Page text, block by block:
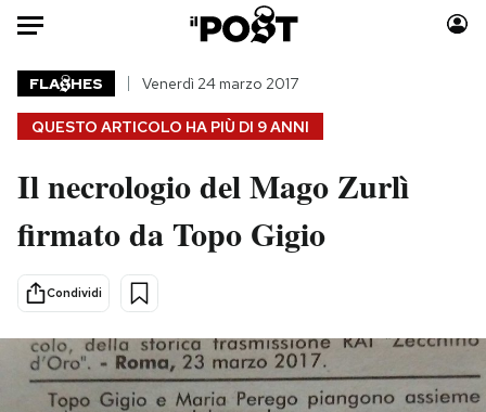
Auto
HOME
Italia
Politica
Tecnologia
Internet
Scienza
Cultura
Economia
Moda
Consumismi
Media
Europa
Altrecose
QUESTO ARTICOLO HA PIÙ DI 9 ANNI
FLA HES Venerdì 24 marzo 2017
Il necrologio del Mago Zurlì
firmato da Topo Gigio
Condividi